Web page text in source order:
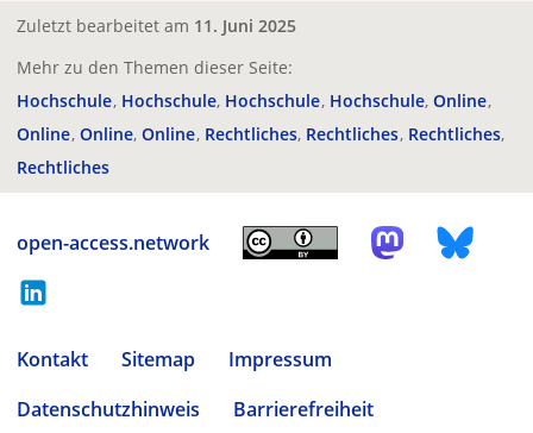
Zuletzt bearbeitet am 11. Juni 2025
Mehr zu den Themen dieser Seite:
Hochschule Hochschule Hochschule Hochschule Online
Online Online Online Rechtliches Rechtliches Rechtliches
Rechtliches
open-access.network
Kontakt Sitemap
Impressum
Datenschutzhinweis
Barrierefreiheit